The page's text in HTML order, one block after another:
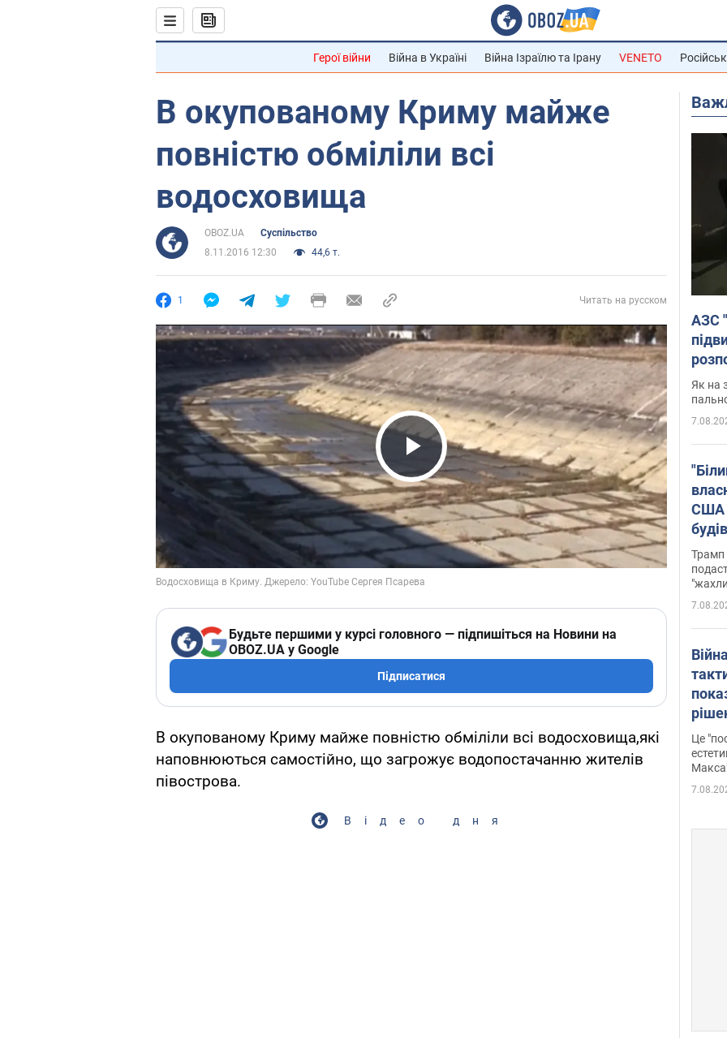
Герої війни Війна в Україні Війна Ізраїлю та Ірану VENETO
В окупованому Криму майже
повністю обміліли всі
водосховища
OBOZ.UA
Суспільство
8.11.2016 12:30
44,6 т.
1 Читать на русском
Play Video
Будьте першими у курсі головного — підпишіться на Новини на
OBOZ.UA у Google
Підписатися
В окупованому Криму майже повністю обміліли всі водосховища,які
наповнюються самостійно, що загрожує водопостачанню жителів
півострова.
Відео дня
АЗС
Як на
США
зали
Трамп
Фото
Це